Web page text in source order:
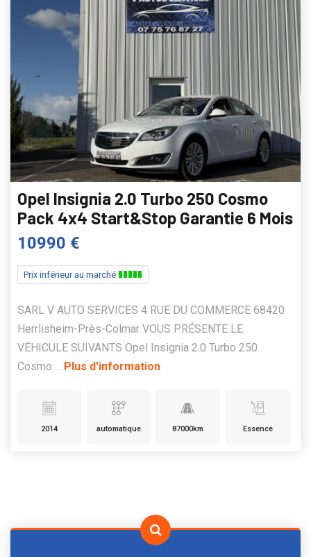
Opel Insignia 2.0 Turbo 250 Cosmo
Pack 4x4 Start&Stop Garantie 6 Mois
10990 €
Prix inférieur au marché
SARL V AUTO SERVICES 4 RUE DU COMMERCE 68420
Herrlisheim-Près-Colmar VOUS PRÉSENTE LE
VÉHICULE SUIVANTS Opel Insignia 2.0 Turbo 250
Cosmo ... Plus d'information
2014 automatique 87000km Essence